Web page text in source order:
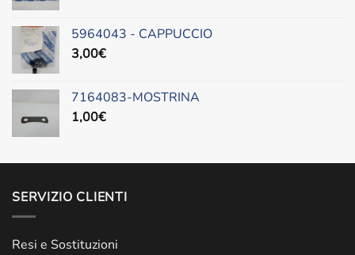
5964043 - CAPPUCCIO
3,00€
7164083-MOSTRINA
1,00€
SERVIZIO CLIENTI
Resi e Sostituzioni